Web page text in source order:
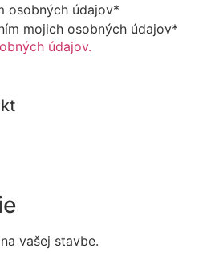
osobných údajov*
mojich osobných údajov*
údajov.
vašej stavbe.